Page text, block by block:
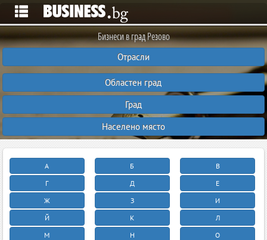
Бизнеси в град Резово
Отрасли
Областен град
Град
Населено място
А Б
В
Г
Д
Е
Ж
З
И
Й
К
Л
М
Н
О